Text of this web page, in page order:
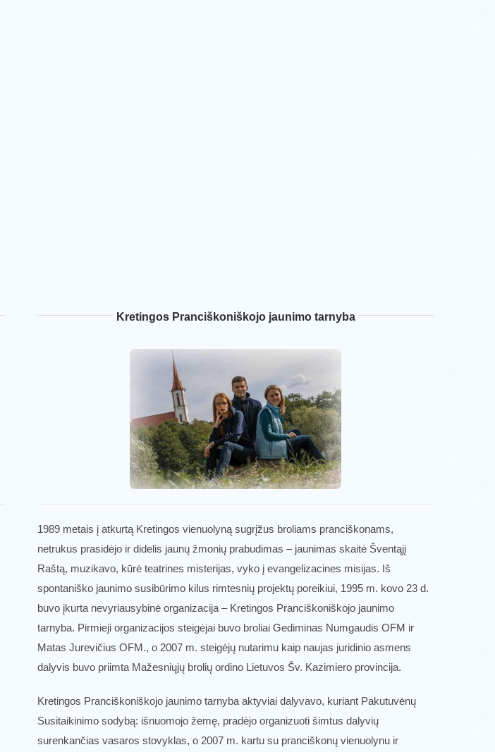
Kretingos Pranciškoniškojo jaunimo tarnyba
1989 metais į atkurtą Kretingos vienuolyną sugrįžus broliams pranciškonams,
netrukus prasidėjo ir didelis jaunų žmonių prabudimas – jaunimas skaitė Šventąjį
Raštą, muzikavo, kūrė teatrines misterijas, vyko į evangelizacines misijas. Iš
spontaniško jaunimo susibūrimo kilus rimtesnių projektų poreikiui, 1995 m. kovo 23 d.
buvo įkurta nevyriausybinė organizacija – Kretingos Pranciškoniškojo jaunimo
tarnyba. Pirmieji organizacijos steigėjai buvo broliai Gediminas Numgaudis OFM ir
Matas Jurevičius OFM., o 2007 m. steigėjų nutarimu kaip naujas juridinio asmens
dalyvis buvo priimta Mažesniųjų brolių ordino Lietuvos Šv. Kazimiero provincija.
Kretingos Pranciškoniškojo jaunimo tarnyba aktyviai dalyvavo, kuriant Pakutuvėnų
Susitaikinimo sodybą: išnuomojo žemę, pradėjo organizuoti šimtus dalyvių
surenkančias vasaros stovyklas, o 2007 m. kartu su pranciškonų vienuolynu ir